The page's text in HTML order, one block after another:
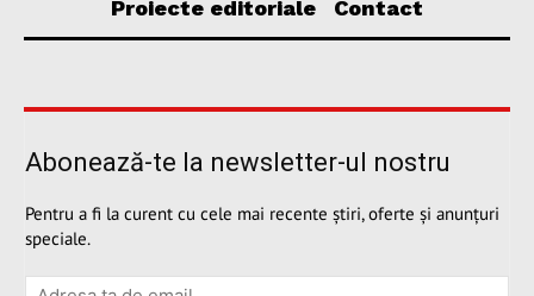
Proiecte editoriale
Contact
Abonează-te la newsletter-ul nostru
Pentru a fi la curent cu cele mai recente știri, oferte și anunțuri
speciale.